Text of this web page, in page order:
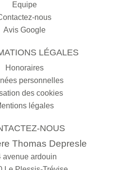
Equipe
nous
Avis Google
LÉGALES
Honoraires
personnelles
des cookies
légales
NOUS
Thomas Depresle
avenue ardouin